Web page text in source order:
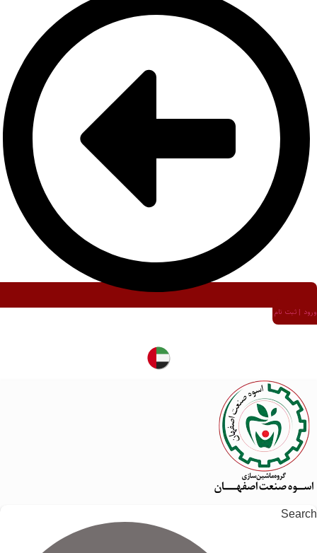
ورود | ثبت نام
Search